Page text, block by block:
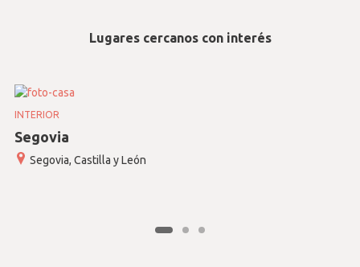
Lugares cercanos con interés
INTERIOR
Segovia
Segovia, Castilla y León